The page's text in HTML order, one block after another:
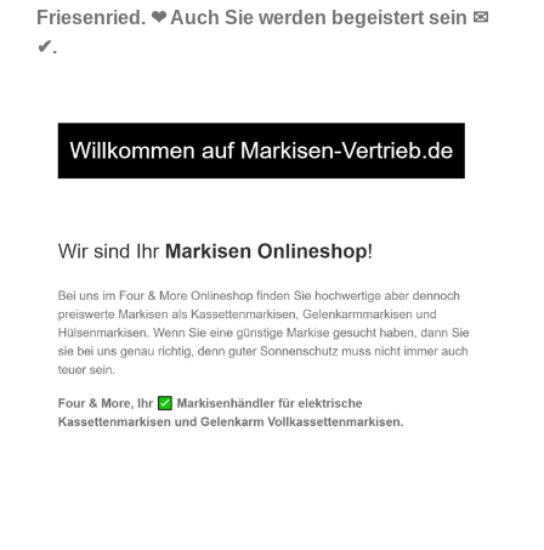
Friesenried. ❤ Auch Sie werden begeistert sein ✉
✔.